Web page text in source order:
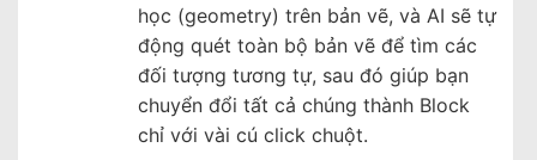
học (geometry) trên bản vẽ, và AI sẽ tự
động quét toàn bộ bản vẽ để tìm các
đối tượng tương tự, sau đó giúp bạn
chuyển đổi tất cả chúng thành Block
chỉ với vài cú click chuột.